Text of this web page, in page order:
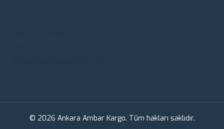
© 2026 Ankara Ambar Kargo. Tüm hakları saklıdır.